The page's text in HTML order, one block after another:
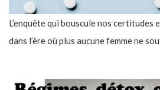
L’enquête qui bouscule nos
dans l’ère où plus aucune femme ne